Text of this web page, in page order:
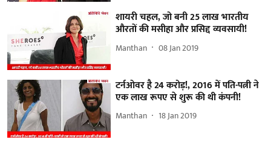
शायरी चहल, जो बनी 25 लाख भारतीय
औरतों की मसीहा और प्रसिद्द व्यवसायी!
Manthan 08 Jan 2019
टर्नओवर है 24 करोड़!, 2016 में पति-पत्नी ने
एक लाख रूपए से शुरू की थी कंपनी!
Manthan 18 Jan 2019